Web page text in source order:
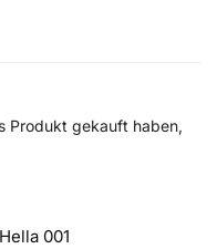
Produkt gekauft haben,
Hella 001